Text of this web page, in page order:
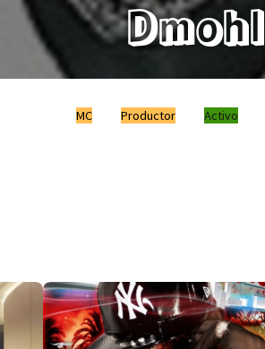
Dmohl
MC Productor Activo